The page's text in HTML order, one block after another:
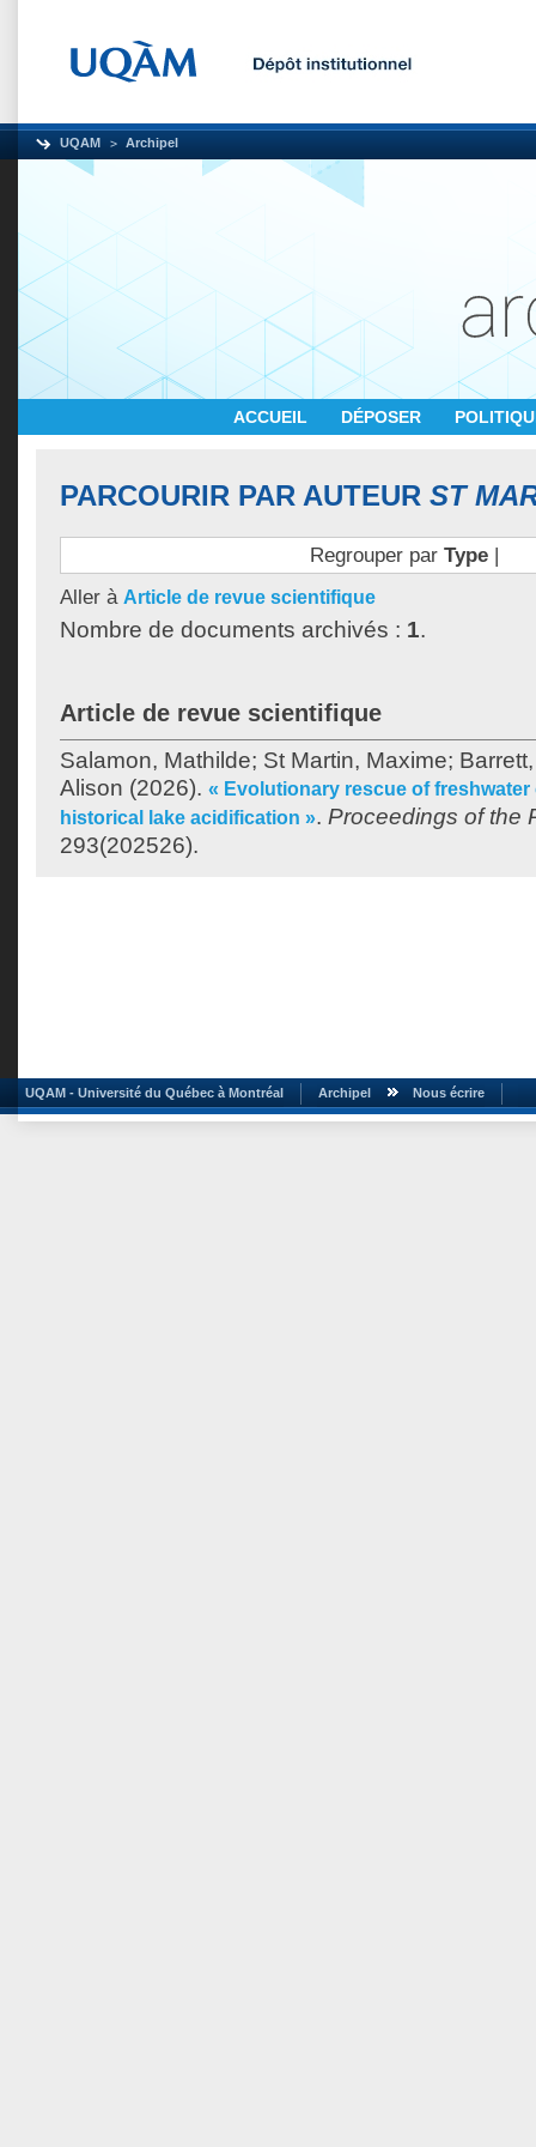
UQAM Archipel
ACCUEIL DÉPOSER
PARCOURIR PAR AUTEUR ST
Regrouper par Type|
Aller à Article de revue scientifique
Nombre de documents archivés : 1.
Article de revue scientifique
Salamon, Mathilde; St Martin, Maxime;
Alison (2026). « Evolutionary rescue of
historical lake acidification ». Proceedings of the
293(202526).
UQAM - Université du Québec à Montréal Archipel Nous écrire